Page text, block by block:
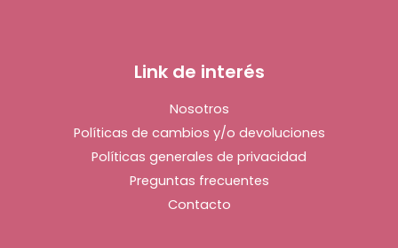
Link de interés
Nosotros
Políticas de cambios y/o devoluciones
Políticas generales de privacidad
Preguntas frecuentes
Contacto